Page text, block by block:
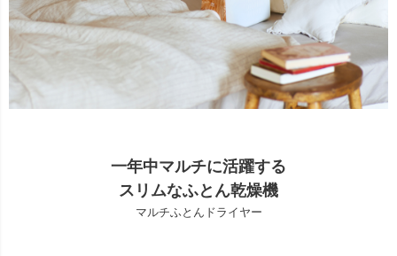
一年中マルチに活躍する
スリムなふとん乾燥機
マルチふとんドライヤー